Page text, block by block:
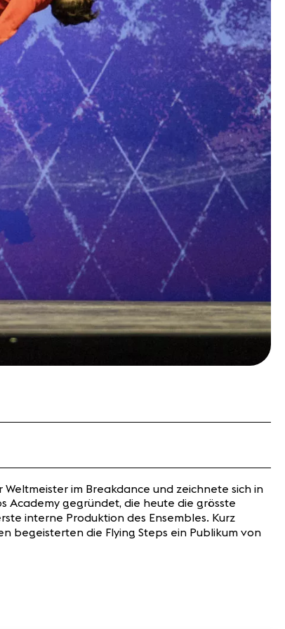
Weltmeister im Breakdance und zeichnete sich in
Academy gegründet, die heute die grösste
interne Produktion des Ensembles. Kurz
begeisterten die Flying Steps ein Publikum von